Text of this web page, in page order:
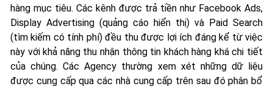
hàng mục tiêu. Các kênh được trả tiền như Facebook Ads,
Display Advertising (quảng cáo hiển thị) và Paid Search
(tìm kiếm có tính phí) đều thu được lợi ích đáng kể từ việc
này với khả năng thu nhận thông tin khách hàng khá chi tiết
của chúng. Các Agency thường xem xét những dữ liệu
được cung cấp qua các nhà cung cấp trên sau đó phân bổ